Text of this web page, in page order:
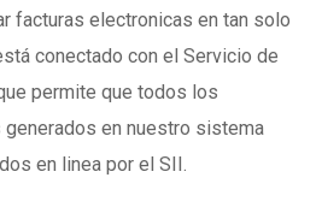
facturas electronicas en tan solo
conectado con el Servicio de
permite que todos los
en nuestro sistema
en linea por el SII.